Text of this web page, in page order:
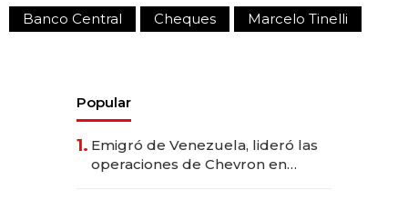
Banco Central Cheques Marcelo Tinelli
Popular
1. Emigró de Venezuela, lideró las
operaciones de Chevron en